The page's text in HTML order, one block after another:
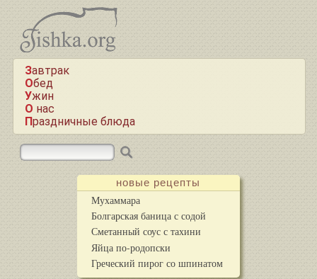
Завтрак
Обед
Ужин
О нас
Праздничные блюда
новые рецепты
Мухаммара
Болгарская баница с содой
Сметанный соус с тахини
Яйца по-родопски
Греческий пирог со шпинатом